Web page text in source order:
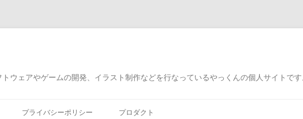
ウェアやゲームの開発、イラスト制作などを行なっているやっくんの個人サイトで
プライバシーポリシー プロダクト